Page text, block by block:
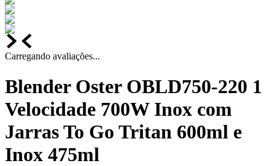
Carregando avaliações...
Blender Oster OBLD750-220 1
Velocidade 700W Inox com
Jarras To Go Tritan 600ml e
Inox 475ml